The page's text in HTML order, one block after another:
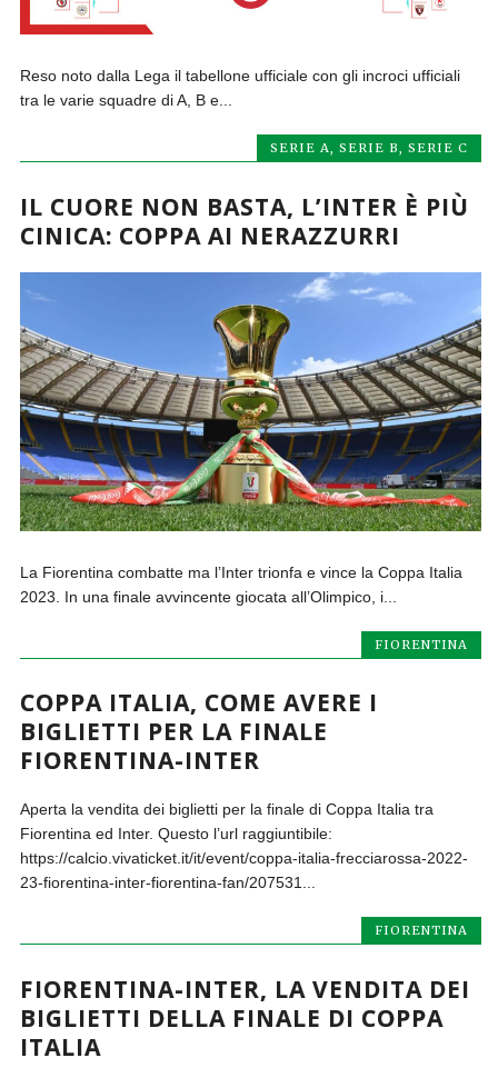
Reso noto dalla Lega il tabellone ufficiale con gli incroci ufficiali
tra le varie squadre di A, B e...
SERIE A, SERIE B, SERIE C
IL CUORE NON BASTA, L’INTER È PIÙ
CINICA: COPPA AI NERAZZURRI
La Fiorentina combatte ma l’Inter trionfa e vince la Coppa Italia
2023. In una finale avvincente giocata all’Olimpico, i...
FIORENTINA
COPPA ITALIA, COME AVERE I
BIGLIETTI PER LA FINALE
FIORENTINA-INTER
Aperta la vendita dei biglietti per la finale di Coppa Italia tra
Fiorentina ed Inter. Questo l’url raggiuntibile:
https://calcio.vivaticket.it/it/event/coppa-italia-frecciarossa-2022-
23-fiorentina-inter-fiorentina-fan/207531...
FIORENTINA
FIORENTINA-INTER, LA VENDITA DEI
BIGLIETTI DELLA FINALE DI COPPA
ITALIA